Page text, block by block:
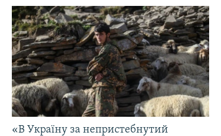
«В Україну за непристебнутий